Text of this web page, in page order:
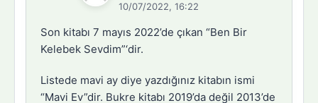
10/07/2022, 16:22
Son kitabı 7 mayıs 2022’de çıkan “Ben Bir
Kelebek Sevdim”‘dir.
Listede mavi ay diye yazdığınız kitabın ismi
“Mavi Ev”dir. Bukre kitabı 2019’da değil 2013’de